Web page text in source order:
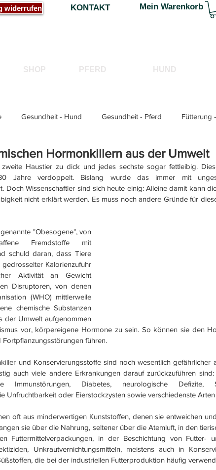
widerrufen Mein Warenkorb
KONTAKT
SHOP PFERD HUND
Gesundheit - Hund Gesundheit - Pferd Fütterung
Katze Hormonkillern aus der Umwelt
Haustier zu dick und jedes sechste sogar fettleibig.
Jahre verdoppelt. Bislang wurde das immer mit
Doch Wissenschaftler sind sich heute einig: Alleine damit kann
nicht erklärt werden. Es muss noch andere Gründe für
"Obesogene", von
Fremdstoffe mit
schuld daran, dass Tiere
Kalorienzufuhr
Aktivität an Gewicht
Disruptoren, von denen
(WHO) mittlerweile
chemische Substanzen
der Umwelt aufgenommen
vor, körpereigene Hormone zu sein. So können sie den
führen.
und Konservierungsstoffe sind noch wesentlich gefährlicher
auch viele andere Erkrankungen darauf zurückzuführen
Immunstörungen, Diabetes, neurologische Defizite,
Unfruchtbarkeit oder Eierstockzysten sowie verschiedenste
oft aus minderwertigen Kunststoffen, denen sie entweichen
sie über die Nahrung, seltener über die Atemluft, in den
Futtermittelverpackungen, in der Beschichtung von Futter-
Unkrautvernichtungsmitteln, meistens auch in
die bei der industriellen Futterproduktion häufig